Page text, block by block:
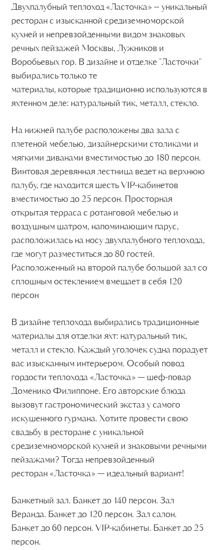
На нижней палубе расположены два зала с
плетеной мебелью, дизайнерскими столиками и
Винтовая деревянная лестница ведет на верхнюю
палубу, где находится шесть VIP-кабинетов
вместимостью до 25 персон. Просторная
открытая терраса с ротанговой мебелью и
воздушным шатром, напоминающим парус,
Расположенный на второй палубе большой зал со
сплошным остеклением вмещает в себя 120
персон
В дизайне теплохода выбирались традиционные
материалы для отделки яхт: натуральный тик,
металл и стекло. Каждый уголочек судна порадует
вас изысканным интерьером. Особый повод
гордости теплохода «Ласточка» — шеф-повар
Доменико Филиппоне. Его авторские блюда
вызовут гастрономический экстаз у самого
искушенного гурмана. Хотите провести свою
свадьбу в ресторане с уникальной
средиземноморской кухней и знаковыми речными
пейзажами? Тогда непревзойденный
Веранда. Банкет до 120 персон. Зал салон.
Банкет до 60 персон. VIP-кабинеты. Банкет до 25
персон.